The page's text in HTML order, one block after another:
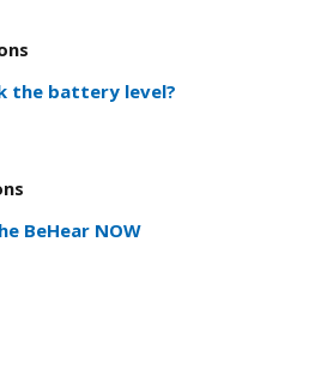
the battery level?
BeHear NOW